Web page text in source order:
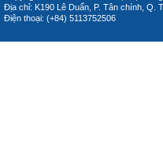
Địa chỉ: K190 Lê Duẩn, P. Tân chính, Q.
Điện thoại: (+84) 5113752506